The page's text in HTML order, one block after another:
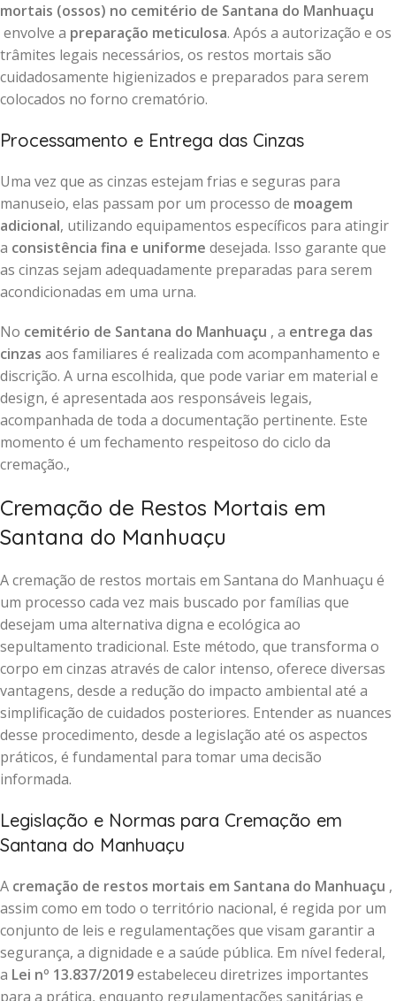
mortais (ossos) no cemitério de Santana do Manhuaçu
envolve a preparação meticulosa. Após a autorização e os
trâmites legais necessários, os restos mortais são
cuidadosamente higienizados e preparados para serem
colocados no forno crematório.
Processamento e Entrega das Cinzas
Uma vez que as cinzas estejam frias e seguras para
manuseio, elas passam por um processo de moagem
adicional, utilizando equipamentos específicos para atingir
a consistência fina e uniforme desejada. Isso garante que
as cinzas sejam adequadamente preparadas para serem
acondicionadas em uma urna.
No cemitério de Santana do Manhuaçu , a entrega das
cinzas aos familiares é realizada com acompanhamento e
discrição. A urna escolhida, que pode variar em material e
design, é apresentada aos responsáveis legais,
acompanhada de toda a documentação pertinente. Este
momento é um fechamento respeitoso do ciclo da
cremação.,
Cremação de Restos Mortais em
Santana do Manhuaçu
A cremação de restos mortais em Santana do Manhuaçu é
um processo cada vez mais buscado por famílias que
desejam uma alternativa digna e ecológica ao
sepultamento tradicional. Este método, que transforma o
corpo em cinzas através de calor intenso, oferece diversas
vantagens, desde a redução do impacto ambiental até a
simplificação de cuidados posteriores. Entender as nuances
desse procedimento, desde a legislação até os aspectos
práticos, é fundamental para tomar uma decisão
informada.
Legislação e Normas para Cremação em
Santana do Manhuaçu
A cremação de restos mortais em Santana do Manhuaçu ,
assim como em todo o território nacional, é regida por um
conjunto de leis e regulamentações que visam garantir a
segurança, a dignidade e a saúde pública. Em nível federal,
a Lei nº 13.837/2019estabeleceu diretrizes importantes
para a prática, enquanto regulamentações sanitárias e